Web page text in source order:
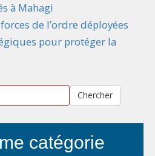
à Mahagi
de l’ordre déployées
pour protéger la
Chercher
catégorie